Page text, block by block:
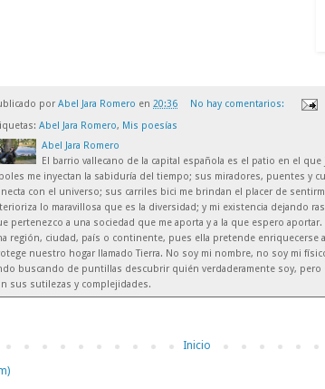
por Abel Jara Romero en 20:36
No hay comentarios:
Abel Jara Romero, Mis poesías
Abel Jara Romero
El barrio vallecano de la capital española es el patio en el
me inyectan la sabiduría del tiempo; sus miradores, puentes y
con el universo; sus carriles bici me brindan el placer de
lo maravillosa que es la diversidad; y mi existencia dejando
pertenezco a una sociedad que me aporta y a la que espero
región, ciudad, país o continente, pues ella pretende enriquecerse
nuestro hogar llamado Tierra. No soy mi nombre, no soy mi
buscando de puntillas descubrir quién verdaderamente soy, pero
sus sutilezas y complejidades.
Inicio